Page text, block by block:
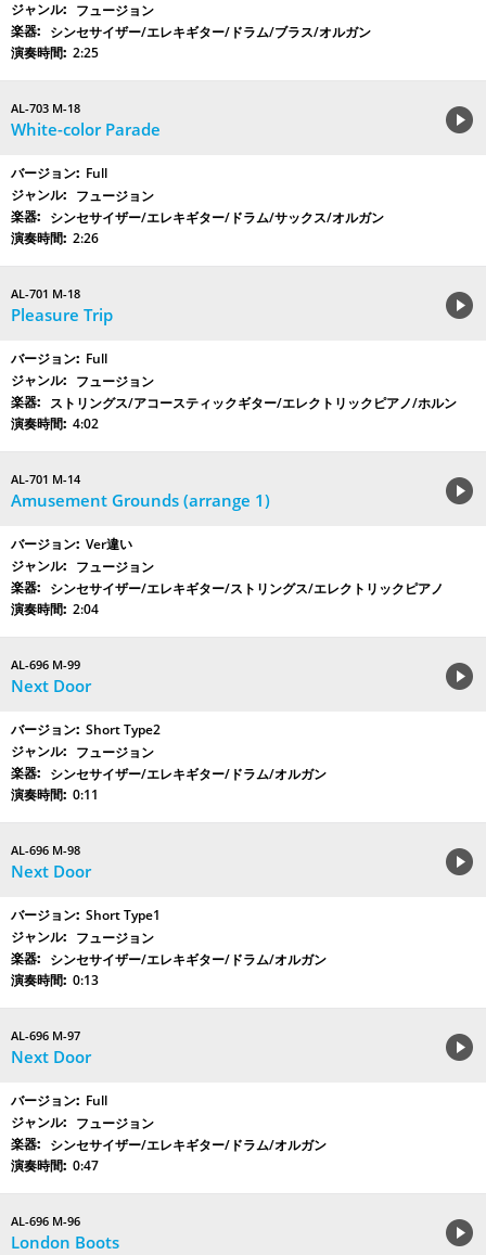
フュージョン
シンセサイザー/エレキギター/ドラム/ブラス/オルガン
2:25
AL-703 M-18
White-color Parade
Full
フュージョン
シンセサイザー/エレキギター/ドラム/サックス/オルガン
2:26
AL-701 M-18
Pleasure Trip
Full
フュージョン
ストリングス/アコースティックギター/エレクトリックピアノ/ホルン
4:02
AL-701 M-14
Amusement Grounds (arrange 1)
Ver違い
フュージョン
シンセサイザー/エレキギター/ストリングス/エレクトリックピアノ
2:04
AL-696 M-99
Next Door
Short Type2
フュージョン
シンセサイザー/エレキギター/ドラム/オルガン
0:11
AL-696 M-98
Next Door
Short Type1
フュージョン
シンセサイザー/エレキギター/ドラム/オルガン
0:13
AL-696 M-97
Next Door
Full
フュージョン
シンセサイザー/エレキギター/ドラム/オルガン
0:47
AL-696 M-96
London Boots